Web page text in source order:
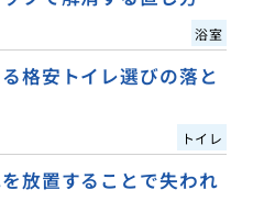
浴室
格安トイレ選びの落と
トイレ
放置することで失われ